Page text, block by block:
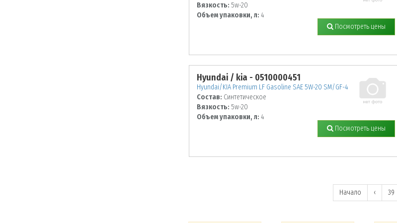
Вязкость: 5w-20
Объем упаковки, л: 4
Посмотреть цены
Hyundai / kia - 0510000451
Hyundai/KIA Premium LF Gasoline SAE 5W-20 SM/GF-4
Состав: Синтетическое
Вязкость: 5w-20
Объем упаковки, л: 4
Посмотреть цены
Начало ‹ 39